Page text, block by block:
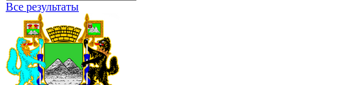
Все результаты